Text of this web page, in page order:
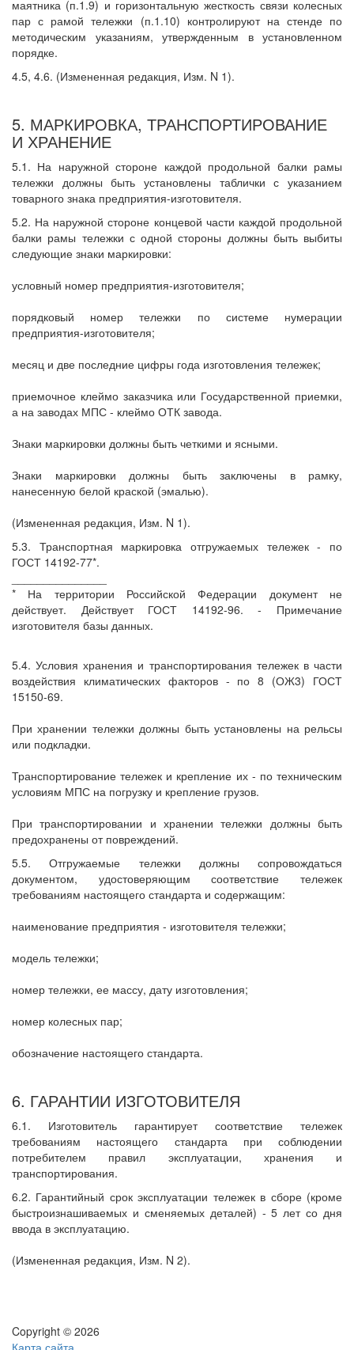
маятника (п.1.9) и горизонтальную жесткость связи колесных
пар с рамой тележки (п.1.10) контролируют на стенде по
методическим указаниям, утвержденным в установленном
порядке.
4.5, 4.6. (Измененная редакция, Изм. N 1).
5. МАРКИРОВКА, ТРАНСПОРТИРОВАНИЕ
И ХРАНЕНИЕ
5.1. На наружной стороне каждой продольной балки рамы
тележки должны быть установлены таблички с указанием
товарного знака предприятия-изготовителя.
5.2. На наружной стороне концевой части каждой продольной
балки рамы тележки с одной стороны должны быть выбиты
следующие знаки маркировки:
условный номер предприятия-изготовителя;
порядковый номер тележки по системе нумерации
предприятия-изготовителя;
месяц и две последние цифры года изготовления тележек;
приемочное клеймо заказчика или Государственной приемки,
а на заводах МПС - клеймо ОТК завода.
Знаки маркировки должны быть четкими и ясными.
Знаки маркировки должны быть заключены в рамку,
нанесенную белой краской (эмалью).
(Измененная редакция, Изм. N 1).
5.3. Транспортная маркировка отгружаемых тележек - по
ГОСТ 14192-77*.
* На территории Российской Федерации документ не
действует. Действует ГОСТ 14192-96. - Примечание
изготовителя базы данных.
5.4. Условия хранения и транспортирования тележек в части
воздействия климатических факторов - по 8 (ОЖ3) ГОСТ
15150-69.
При хранении тележки должны быть установлены на рельсы
или подкладки.
Транспортирование тележек и крепление их - по техническим
условиям МПС на погрузку и крепление грузов.
При транспортировании и хранении тележки должны быть
предохранены от повреждений.
5.5. Отгружаемые тележки должны сопровождаться
документом, удостоверяющим соответствие тележек
требованиям настоящего стандарта и содержащим:
наименование предприятия - изготовителя тележки;
модель тележки;
номер тележки, ее массу, дату изготовления;
номер колесных пар;
обозначение настоящего стандарта.
6. ГАРАНТИИ ИЗГОТОВИТЕЛЯ
6.1. Изготовитель гарантирует соответствие тележек
требованиям настоящего стандарта при соблюдении
потребителем правил эксплуатации, хранения и
транспортирования.
6.2. Гарантийный срок эксплуатации тележек в сборе (кроме
быстроизнашиваемых и сменяемых деталей) - 5 лет со дня
ввода в эксплуатацию.
(Измененная редакция, Изм. N 2).
Copyright © 2026
Карта сайта